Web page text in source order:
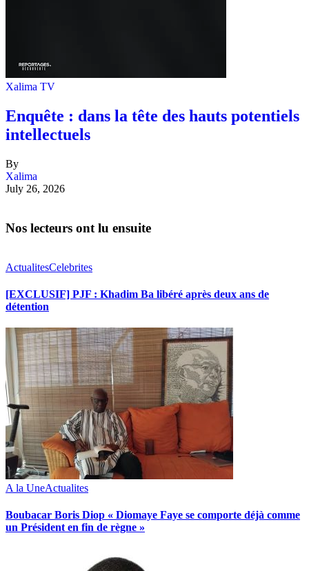
Xalima TV
Enquête : dans la tête des hauts potentiels
intellectuels
By
Xalima
July 26, 2026
Nos lecteurs ont lu ensuite
ActualitesCelebrites
[EXCLUSIF] PJF : Khadim Ba libéré après deux ans de
détention
A la UneActualites
Boubacar Boris Diop « Diomaye Faye se comporte déjà comme
un Président en fin de règne »